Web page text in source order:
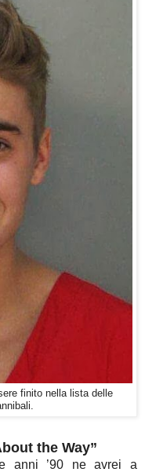
finito nella lista delle
the Way”
anni ’90 ne avrei a